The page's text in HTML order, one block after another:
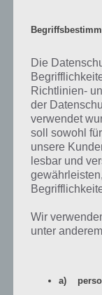
Look Out verspricht
einer Pixel-Optik
schon zugeben:
man tippen kann,
schnellstmöglich
Fäusten oder
Münzen können
für
Das Gameplay ist
verfügbar.
Die
Richtlinien-
der
verwendet
soll sowohl
unsere
lesbar und
Wir
unter
a)